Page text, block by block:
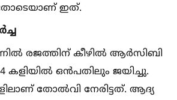
ഇത്.
രജത്തിന് കീഴില്‍ ആർസിബി
കളിയില്‍ ഒൻപതിലും ജയിച്ചു.
തോല്‍വി നേരിട്ടത്. ആദ്യ